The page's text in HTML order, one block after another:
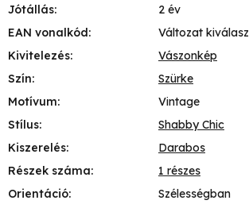
Jótállás:
2 év
EAN vonalkód:
Változat
Kivitelezés:
Vászonkép
Szín:
Szürke
Motívum:
Vintage
Stílus:
Shabby Chic
Kiszerelés:
Darabos
Részek száma:
1 részes
Orientáció:
Szélességban